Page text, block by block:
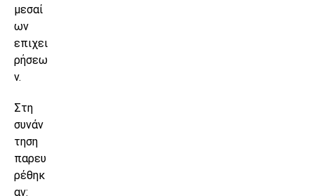
μεσαί
ων
επιχει
ρήσεω
ν.
Στη
συνάν
τηση
παρευ
ρέθηκ
αν: